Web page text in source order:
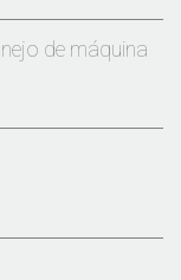
de máquina